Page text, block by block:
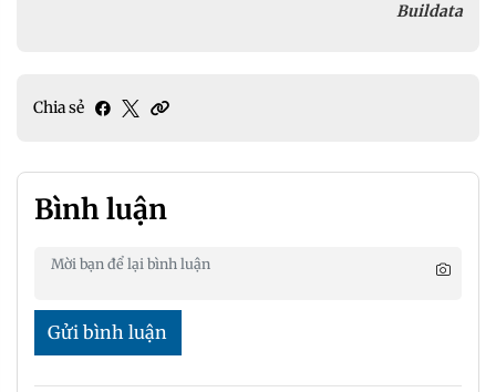
Buildata
Chia sẻ
Bình luận
Gửi bình luận